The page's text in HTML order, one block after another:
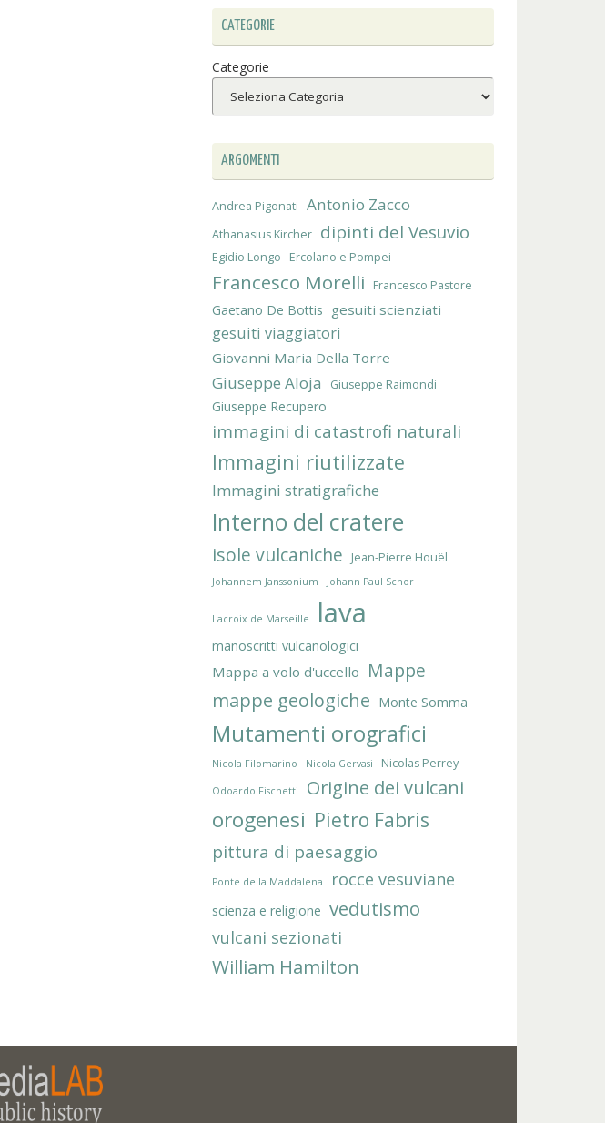
CATEGORIE
Categorie
ARGOMENTI
Andrea Pigonati Antonio Zacco
Athanasius Kircher dipinti del Vesuvio
Egidio Longo Ercolano e Pompei
Francesco Morelli Francesco Pastore
Gaetano De Bottis gesuiti scienziati
gesuiti viaggiatori
Giovanni Maria Della Torre
Giuseppe Aloja Giuseppe Raimondi
Giuseppe Recupero
immagini di catastrofi naturali
Immagini riutilizzate
Immagini stratigrafiche
Interno del cratere
isole vulcaniche Jean-Pierre Houël
Johannem Janssonium Johann Paul Schor
Lacroix de Marseille lava
manoscritti vulcanologici
Mappa a volo d'uccello Mappe
mappe geologiche Monte Somma
Mutamenti orografici
Nicola Filomarino Nicola Gervasi Nicolas Perrey
Odoardo Fischetti Origine dei vulcani
orogenesi Pietro Fabris
pittura di paesaggio
Ponte della Maddalena rocce vesuviane
scienza e religione vedutismo
vulcani sezionati
William Hamilton